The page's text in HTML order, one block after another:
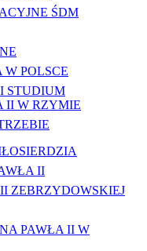
ŚDM
POLSCE
STUDIUM
II W RZYMIE
II
ZEBRZYDOWSKIEJ
PAWŁA II W